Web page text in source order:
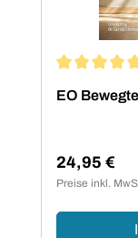
EO
Regulärer
24,95 €
Preise inkl.